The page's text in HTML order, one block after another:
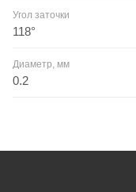
Угол заточки
118°
Диаметр, мм
0.2